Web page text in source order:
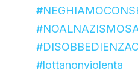
#lottanonviolenta